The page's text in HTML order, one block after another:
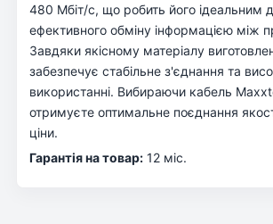
480 Мбіт/с, що робить його ідеальним
ефективного обміну інформацією між
Завдяки якісному матеріалу
забезпечує стабільне з'єднання та
використанні. Вибираючи кабель
отримуєте оптимальне поєднання
ціни.
Гарантія на товар: 12 міс.